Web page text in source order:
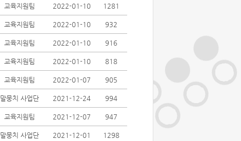
교육지원팀 2022-01-10 1281
교육지원팀 2022-01-10 932
교육지원팀 2022-01-10 916
교육지원팀 2022-01-10 818
교육지원팀 2022-01-07 905
말뭉치 사업단 2021-12-24 994
교육지원팀 2021-12-07 947
말뭉치 사업단 2021-12-01 1298